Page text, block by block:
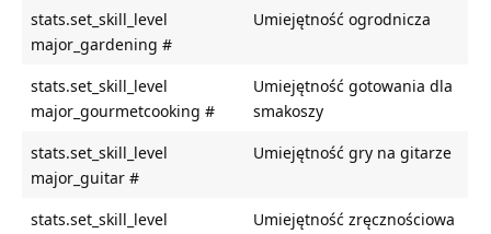
stats.set_skill_level
major_gardening #
Umiejętność ogrodnicza
stats.set_skill_level
major_gourmetcooking #
Umiejętność gotowania dla
smakoszy
stats.set_skill_level
major_guitar #
Umiejętność gry na gitarze
stats.set_skill_level
Umiejętność zręcznościowa